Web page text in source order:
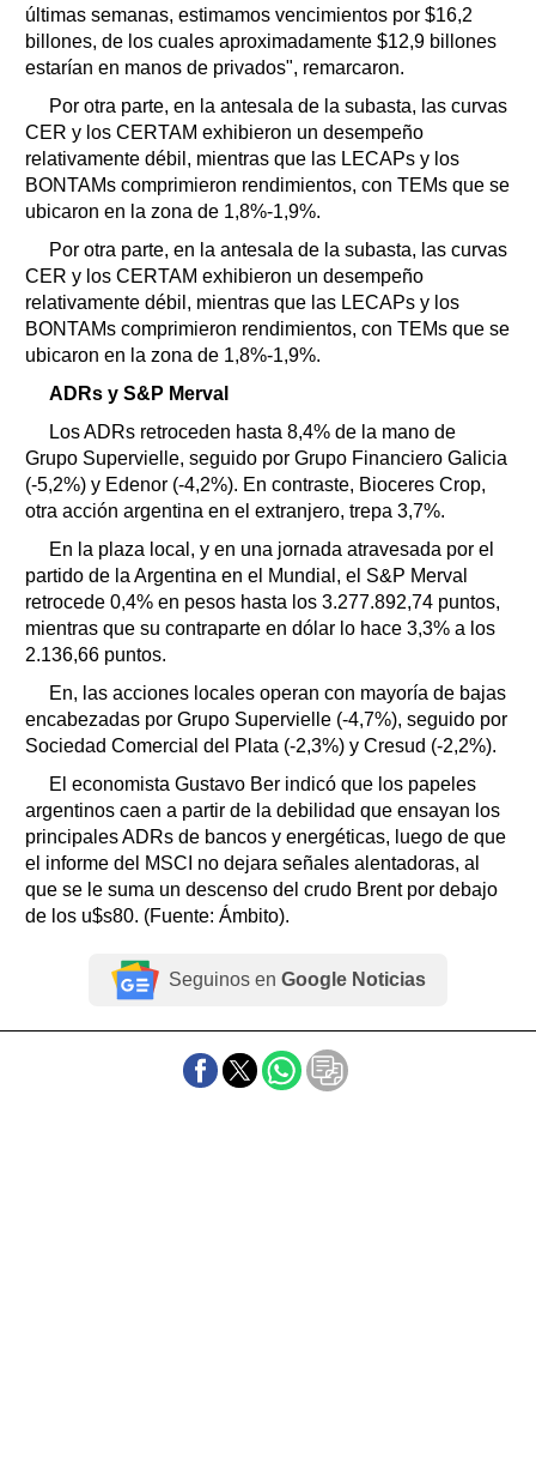
últimas semanas, estimamos vencimientos por $16,2
billones, de los cuales aproximadamente $12,9 billones
estarían en manos de privados", remarcaron.
Por otra parte, en la antesala de la subasta, las curvas
CER y los CERTAM exhibieron un desempeño
relativamente débil, mientras que las LECAPs y los
BONTAMs comprimieron rendimientos, con TEMs que se
ubicaron en la zona de 1,8%-1,9%.
Por otra parte, en la antesala de la subasta, las curvas
CER y los CERTAM exhibieron un desempeño
relativamente débil, mientras que las LECAPs y los
BONTAMs comprimieron rendimientos, con TEMs que se
ubicaron en la zona de 1,8%-1,9%.
ADRs y S&P Merval
Los ADRs retroceden hasta 8,4% de la mano de
Grupo Supervielle, seguido por Grupo Financiero Galicia
(-5,2%) y Edenor (-4,2%). En contraste, Bioceres Crop,
otra acción argentina en el extranjero, trepa 3,7%.
En la plaza local, y en una jornada atravesada por el
partido de la Argentina en el Mundial, el S&P Merval
retrocede 0,4% en pesos hasta los 3.277.892,74 puntos,
mientras que su contraparte en dólar lo hace 3,3% a los
2.136,66 puntos.
En, las acciones locales operan con mayoría de bajas
encabezadas por Grupo Supervielle (-4,7%), seguido por
Sociedad Comercial del Plata (-2,3%) y Cresud (-2,2%).
El economista Gustavo Ber indicó que los papeles
argentinos caen a partir de la debilidad que ensayan los
principales ADRs de bancos y energéticas, luego de que
el informe del MSCI no dejara señales alentadoras, al
que se le suma un descenso del crudo Brent por debajo
de los u$s80. (Fuente: Ámbito).
Seguinos en Google Noticias